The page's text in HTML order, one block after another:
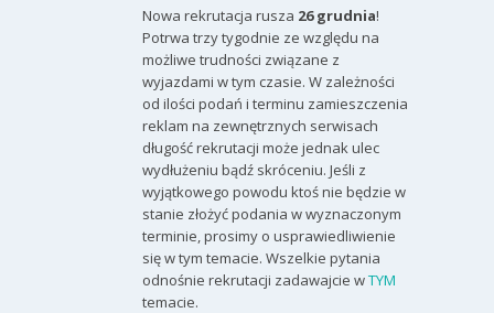
Nowa rekrutacja rusza 26 grudnia!
Potrwa trzy tygodnie ze względu na
możliwe trudności związane z
wyjazdami w tym czasie. W zależności
od ilości podań i terminu zamieszczenia
reklam na zewnętrznych serwisach
długość rekrutacji może jednak ulec
wydłużeniu bądź skróceniu. Jeśli z
wyjątkowego powodu ktoś nie będzie w
stanie złożyć podania w wyznaczonym
terminie, prosimy o usprawiedliwienie
się w tym temacie. Wszelkie pytania
odnośnie rekrutacji zadawajcie wTYM
temacie.